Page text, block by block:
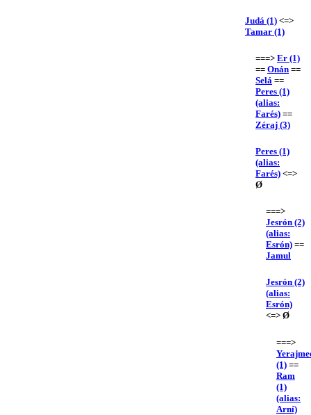
Judá (1) <=>
Tamar (1)
===> Er (1)
== Onán ==
Selá ==
Peres (1)
(alias:
Farés) ==
Zéraj (3)
Peres (1)
(alias:
Farés) <=>
Ø
===>
Jesrón (2)
(alias:
Esrón) ==
Jamul
Jesrón (2)
(alias:
Esrón)
<=> Ø
===>
(1) ==
Ram
(1)
(alias:
Arní)